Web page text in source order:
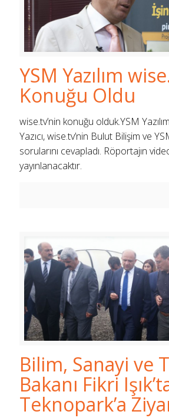
YSM Yazılım
Konuğu Oldu
wise.tv’nin konuğu olduk.YSM
Yazıcı, wise.tv’nin Bulut Bilişim ve
sorularını cevapladı. Röportajın
yayınlanacaktır.
Bilim, Sanayi ve
Bakanı Fikri
Teknopark’a